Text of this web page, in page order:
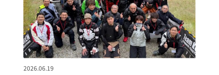
2026.06.19